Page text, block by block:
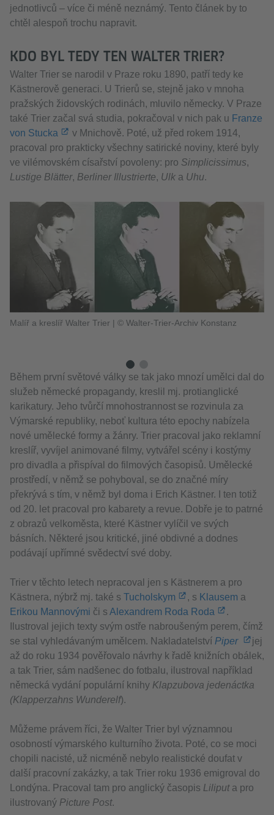
jednotlivců – více či méně neznámý. Tento článek by to
chtěl alespoň trochu napravit.
KDO BYL TEDY TEN WALTER TRIER?
Walter Trier se narodil v Praze roku 1890, patří tedy ke
Kästnerově generaci. U Trierů se, stejně jako v mnoha
pražských židovských rodinách, mluvilo německy. V Praze
také Trier začal svá studia, pokračoval v nich pak u Franze
von Stucka
v Mnichově. Poté, už před rokem 1914,
pracoval pro prakticky všechny satirické noviny, které byly
ve vilémovském císařství povoleny: pro Simplicissimus,
Lustige Blätter, Berliner Illustrierte, Ulk a Uhu.
Malíř a kreslíř Walter Trier | © Walter-Trier-Archiv Konstanz
Během první světové války se tak jako mnozí umělci dal do
služeb německé propagandy, kreslil mj. protianglické
karikatury. Jeho tvůrčí mnohostrannost se rozvinula za
Výmarské republiky, neboť kultura této epochy nabízela
nové umělecké formy a žánry. Trier pracoval jako reklamní
kreslíř, vyvíjel animované filmy, vytvářel scény i kostýmy
pro divadla a přispíval do filmových časopisů. Umělecké
prostředí, v němž se pohyboval, se do značné míry
překrývá s tím, v němž byl doma i Erich Kästner. I ten totiž
od 20. let pracoval pro kabarety a revue. Dobře je to patrné
z obrazů velkoměsta, které Kästner vylíčil ve svých
básních. Některé jsou kritické, jiné obdivné a dodnes
podávají upřímné svědectví své doby.
Trier v těchto letech nepracoval jen s Kästnerem a pro
Kästnera, nýbrž mj. také s Tucholskym , s Klausem a
Erikou Mannovými či s Alexandrem Roda Roda
.
Ilustroval jejich texty svým ostře nabroušeným perem, čímž
se stal vyhledávaným umělcem. Nakladatelství Piper
jej
až do roku 1934 pověřovalo návrhy k řadě knižních obálek,
a tak Trier, sám nadšenec do fotbalu, ilustroval například
německá vydání populární knihy Klapzubova jedenáctka
(Klapperzahns Wunderelf).
Můžeme právem říci, že Walter Trier byl významnou
osobností výmarského kulturního života. Poté, co se moci
chopili nacisté, už nicméně nebylo realistické doufat v
další pracovní zakázky, a tak Trier roku 1936 emigroval do
Londýna. Pracoval tam pro anglický časopis Liliput a pro
ilustrovaný Picture Post.